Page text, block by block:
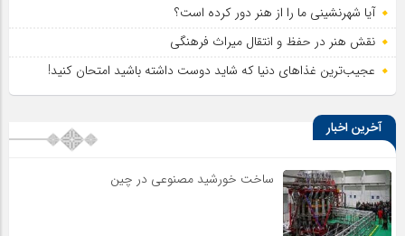
آیا شهرنشینی ما را از هنر دور کرده است؟
نقش هنر در حفظ و انتقال میراث فرهنگی
عجیب‌ترین غذاهای دنیا که شاید دوست داشته باشید امتحان کنید!
آخرین اخبار
ساخت خورشید مصنوعی در چین